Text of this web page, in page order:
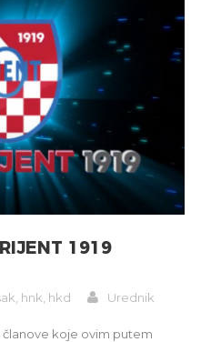
1919
hnk hkd Urednik
koje ovim putem